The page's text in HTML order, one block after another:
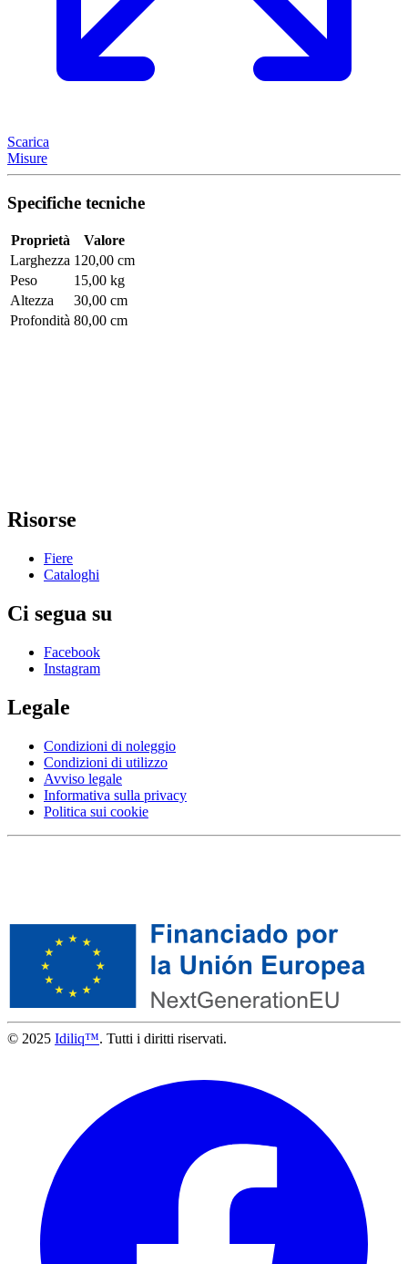
Scarica
Misure
Specifiche tecniche
Proprietà
Valore
Larghezza 120,00 cm
Peso
15,00 kg
Altezza
30,00 cm
Profondità 80,00 cm
Risorse
Fiere
Cataloghi
Ci segua su
Facebook
Instagram
Legale
Condizioni di noleggio
Condizioni di utilizzo
Avviso legale
Informativa sulla privacy
Politica sui cookie
© 2025 Idiliq™. Tutti i diritti riservati.